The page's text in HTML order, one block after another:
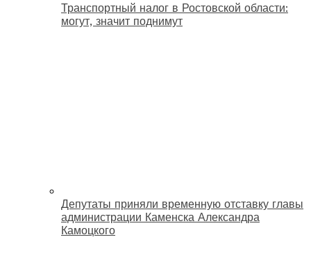
Транспортный налог в Ростовской области:
могут, значит поднимут
Депутаты приняли временную отставку главы
администрации Каменска Александра
Камоцкого